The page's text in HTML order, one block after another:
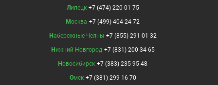
Липецк +7 (474) 220-01-75
Москва +7 (499) 404-24-72
Набережные Челны +7 (855) 291-01-32
Нижний Новгород +7 (831) 200-34-65
Новосибирск +7 (383) 235-95-48
Омск +7 (381) 299-16-70